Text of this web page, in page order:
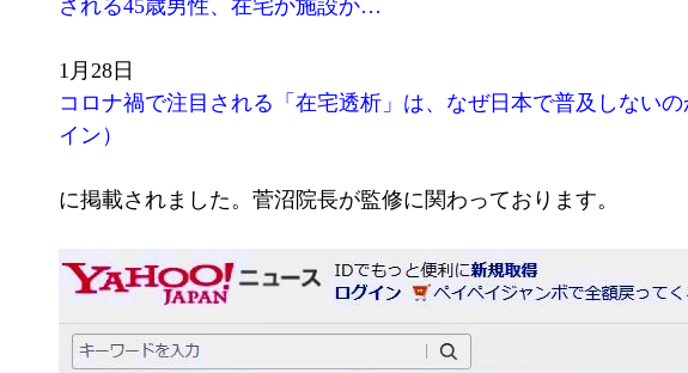
される45歳男性、在宅か施設か…
1月28日
コロナ禍で注目される「在宅透析」は、なぜ日本で普及しない
イン）
に掲載されました。菅沼院長が監修に関わっております。